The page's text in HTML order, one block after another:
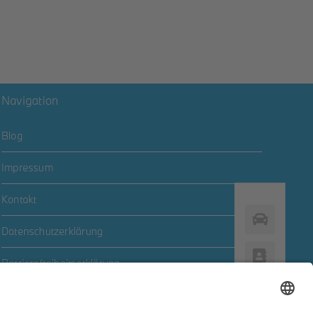
Navigation
Blog
Impressum
Kontakt
Datenschutzerklärung
Barrierefreiheitserklärung